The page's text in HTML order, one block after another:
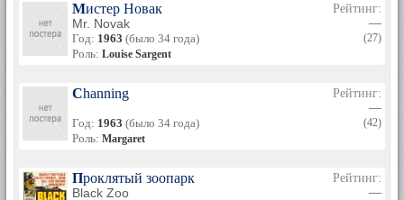
Мистер Новак
Mr. Novak
Год: 1963 (было 34 года)
Роль: Louise Sargent
Рейтинг:
—
(27)
Channing
Год: 1963 (было 34 года)
Роль: Margaret
Рейтинг:
—
(42)
Проклятый зоопарк
Black Zoo
Рейтинг:
—